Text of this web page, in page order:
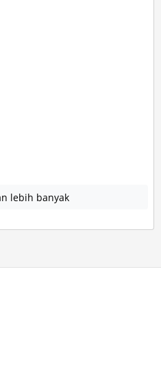
lebih banyak